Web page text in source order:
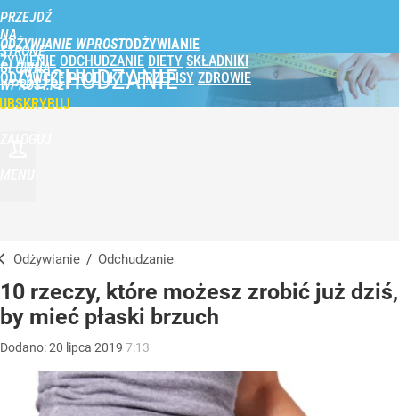
PRZEJDŹ
NA
STRONĘ
GŁÓWNĄ
WPROST.PL
ODŻYWIANIE WPROST
ŻYWIENIE ODCHUDZANIE DIETY SKŁADNIKI
ODŻYWCZE PRODUKTY PRZEPISY ZDROWIE
ODCHUDZANIE
Odżywianie / Odchudzanie
10 rzeczy, które możesz zrobić już dziś,
by mieć płaski brzuch
Dodano:20 lipca 2019 7:13